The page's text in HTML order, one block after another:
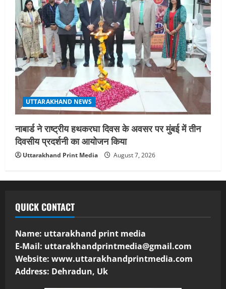
UTTARAKHAND NEWS
नाबार्ड ने राष्ट्रीय हथकरघा दिवस के अवसर पर मुंबई में तीन
दिवसीय प्रदर्शनी का आयोजन किया
Uttarakhand Print Media August 7, 2026
QUICK CONTACT
Name: uttarakhand print media
E-Mail: uttarakhandprintmedia@gmail.com
Website: www.uttarakhandprintmedia.com
Address: Dehradun, Uk